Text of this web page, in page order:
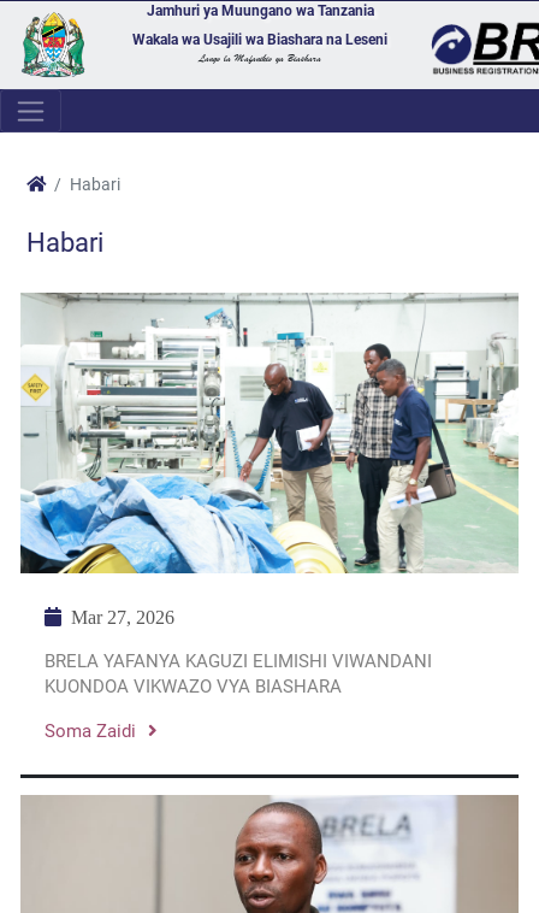
Jamhuri ya Muungano wa Tanzania
Wakala wa Usajili wa Biashara na Leseni
Lango la Mafanikio ya Biashara
Habari
Habari
Mar 27, 2026
BRELA YAFANYA KAGUZI ELIMISHI VIWANDANI
KUONDOA VIKWAZO VYA BIASHARA
Soma Zaidi